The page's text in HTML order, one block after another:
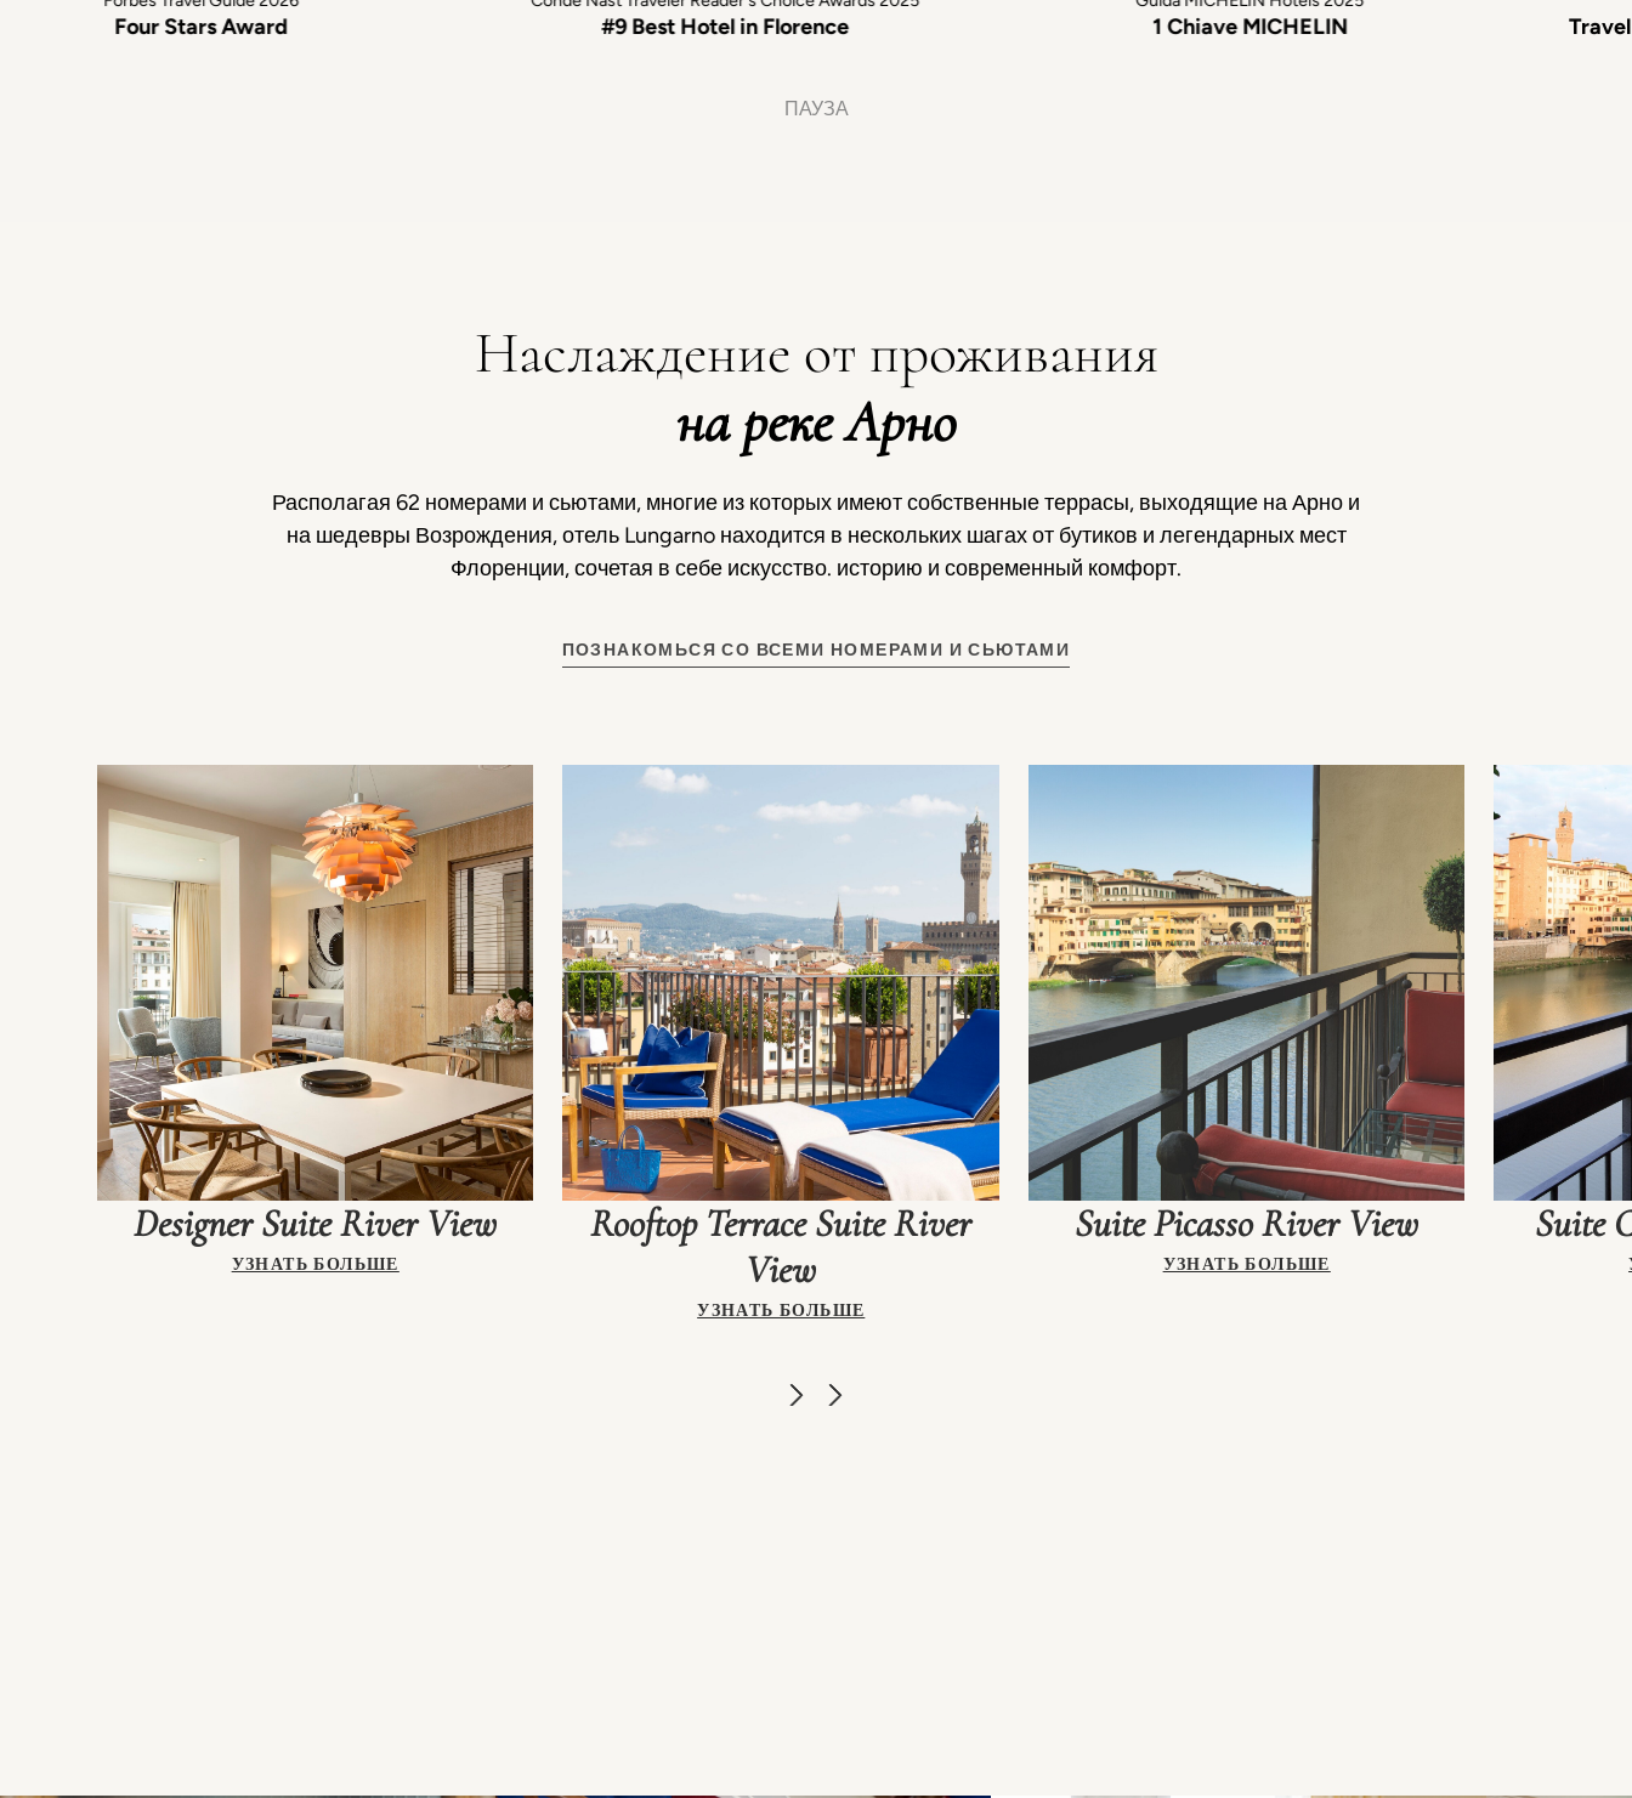
Four Stars Award #9 Best Hotel in Florence 1 Chiave MICHELIN
ПАУЗА
Наслаждение от проживания
на реке Арно
Располагая 62 номерами и сьютами, многие из которых имеют собственные террасы, выходящие на Арно и
на шедевры Возрождения, отель Lungarno находится в нескольких шагах от бутиков и легендарных мест
Флоренции, сочетая в себе искусство. историю и современный комфорт.
ПОЗНАКОМЬСЯ СО ВСЕМИ НОМЕРАМИ И СЬЮТАМИ
Designer Suite River View
УЗНАТЬ БОЛЬШЕ
Rooftop Terrace Suite River
View
УЗНАТЬ БОЛЬШЕ
Suite Picasso River View
УЗНАТЬ БОЛЬШЕ
Suite